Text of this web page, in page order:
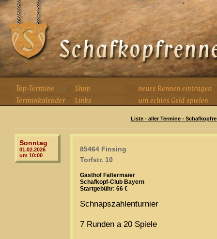
Liste - aller Termine -
Sonntag
01.02.2026
um 10:00
85464 Finsing
Torfstr. 10
Gasthof Faltermaier
Schafkopf-Club Bayern
Startgebühr: 66 €
Schnapszahlenturnier
7 Runden a 20 Spiele